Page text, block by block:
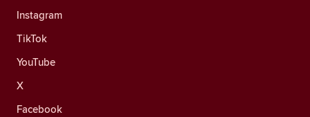
Instagram
TikTok
YouTube
X
Facebook